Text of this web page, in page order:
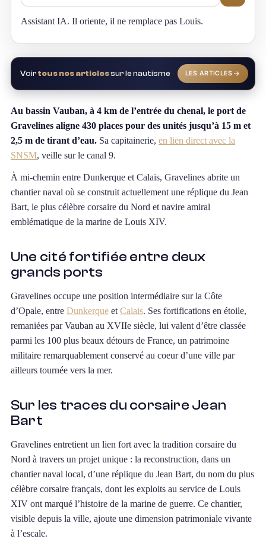
Assistant IA. Il oriente, il ne remplace pas Louis.
Voir tous nos articlessur le nautisme LES ARTICLES
Au bassin Vauban, à 4 km de l’entrée du chenal, le port de
Gravelines aligne 430 places pour des unités jusqu’à 15 m et
2,5 m de tirant d’eau.Sa capitainerie, en lien direct avec la
SNSM, veille sur le canal 9.
À mi-chemin entre Dunkerque et Calais, Gravelines abrite un
chantier naval où se construit actuellement une réplique du Jean
Bart, le plus célèbre corsaire du Nord et navire amiral
emblématique de la marine de Louis XIV.
Une cité fortifiée entre deux
grands ports
Gravelines occupe une position intermédiaire sur la Côte
d’Opale, entre Dunkerqueet Calais. Ses fortifications en étoile,
remaniées par Vauban au XVIIe siècle, lui valent d’être classée
parmi les 100 plus beaux détours de France, un patrimoine
militaire remarquablement conservé au coeur d’une ville par
ailleurs tournée vers la mer.
Sur les traces du corsaire Jean
Bart
Gravelines entretient un lien fort avec la tradition corsaire du
Nord à travers un projet unique : la reconstruction, dans un
chantier naval local, d’une réplique du Jean Bart, du nom du plus
célèbre corsaire français, dont les exploits au service de Louis
XIV ont marqué l’histoire de la marine de guerre. Ce chantier,
visible depuis la ville, ajoute une dimension patrimoniale vivante
à l’escale.